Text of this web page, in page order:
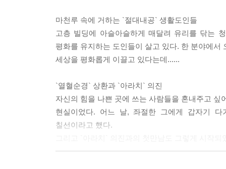
마루치 승범
아라치 소이
칠선도인
Production
Director
Art
CG
마천루 속에 거하는 `절대내공` 생활도인들
고층 빌딩에 아슬아슬하게 매달려 유리를 닦는
평화를 유지하는 도인들이 살고 있다. 한 분야에
세상을 평화롭게 이끌고 있다는데......
`열혈순경` 상환과 `아라치` 의진
자신의 힘을 나쁜 곳에 쓰는 사람들을 혼내주고
현실이었다. 어느 날, 좌절한 그에게 갑자기
칠선이라고 했다.